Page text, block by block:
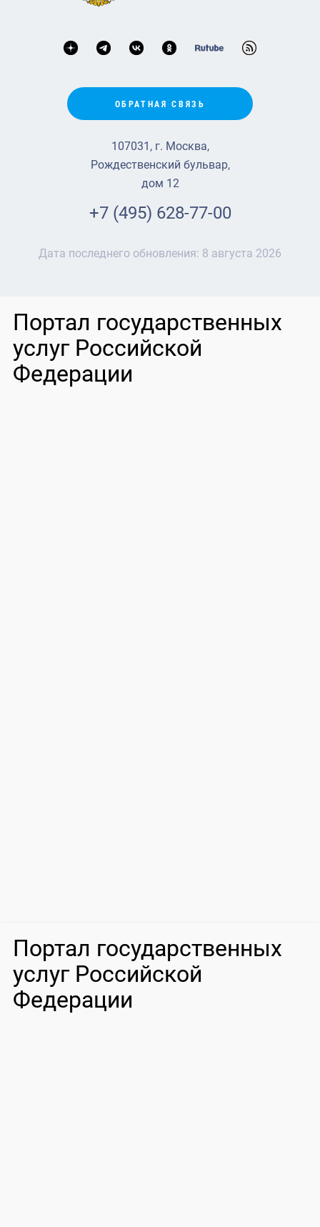
ОБРАТНАЯ СВЯЗЬ
107031, г. Москва,
Рождественский бульвар,
дом 12
+7 (495) 628-77-00
Дата последнего обновления: 8 августа 2026
Портал государственных
услуг Российской
Федерации
Портал государственных
услуг Российской
Федерации